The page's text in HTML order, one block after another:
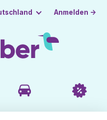
Anmelden →